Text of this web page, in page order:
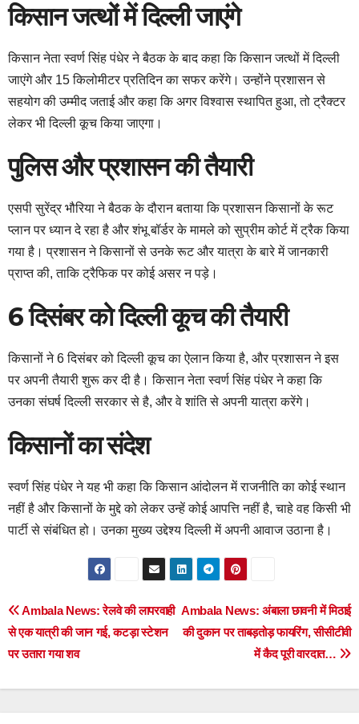
किसान जत्थों में दिल्ली जाएंगे
किसान नेता स्वर्ण सिंह पंधेर ने बैठक के बाद कहा कि किसान जत्थों में दिल्ली
जाएंगे और 15 किलोमीटर प्रतिदिन का सफर करेंगे। उन्होंने प्रशासन से
सहयोग की उम्मीद जताई और कहा कि अगर विश्वास स्थापित हुआ, तो ट्रैक्टर
लेकर भी दिल्ली कूच किया जाएगा।
पुलिस और प्रशासन की तैयारी
एसपी सुरेंद्र भौरिया ने बैठक के दौरान बताया कि प्रशासन किसानों के रूट
प्लान पर ध्यान दे रहा है और शंभू बॉर्डर के मामले को सुप्रीम कोर्ट में ट्रैक किया
गया है। प्रशासन ने किसानों से उनके रूट और यात्रा के बारे में जानकारी
प्राप्त की, ताकि ट्रैफिक पर कोई असर न पड़े।
6 दिसंबर को दिल्ली कूच की तैयारी
किसानों ने 6 दिसंबर को दिल्ली कूच का ऐलान किया है, और प्रशासन ने इस
पर अपनी तैयारी शुरू कर दी है। किसान नेता स्वर्ण सिंह पंधेर ने कहा कि
उनका संघर्ष दिल्ली सरकार से है, और वे शांति से अपनी यात्रा करेंगे।
किसानों का संदेश
स्वर्ण सिंह पंधेर ने यह भी कहा कि किसान आंदोलन में राजनीति का कोई स्थान
नहीं है और किसानों के मुद्दे को लेकर उन्हें कोई आपत्ति नहीं है, चाहे वह किसी भी
पार्टी से संबंधित हो। उनका मुख्य उद्देश्य दिल्ली में अपनी आवाज उठाना है।
Post
navigation
Ambala News: अंबाला छावनी में मिठाई
की दुकान पर ताबड़तोड़ फायरिंग, सीसीटीवी
में कैद पूरी वारदात…
Ambala News: रेलवे की लापरवाही
से एक यात्री की जान गई, कटड़ा स्टेशन
पर उतारा गया शव